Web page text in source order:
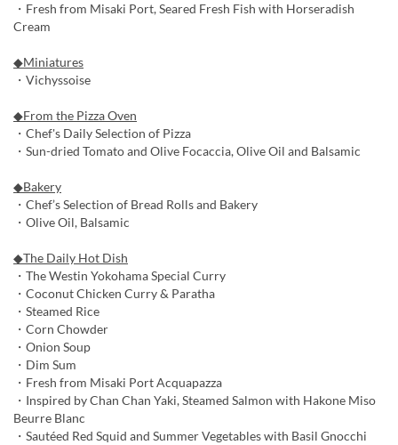
・Fresh from Misaki Port, Seared Fresh Fish with Horseradish
Cream
◆Miniatures
・Vichyssoise
◆From the Pizza Oven
・Chef's Daily Selection of Pizza
・Sun-dried Tomato and Olive Focaccia, Olive Oil and Balsamic
◆Bakery
・Chef’s Selection of Bread Rolls and Bakery
・Olive Oil, Balsamic
◆The Daily Hot Dish
・The Westin Yokohama Special Curry
・Coconut Chicken Curry & Paratha
・Steamed Rice
・Corn Chowder
・Onion Soup
・Dim Sum
・Fresh from Misaki Port Acquapazza
・Inspired by Chan Chan Yaki, Steamed Salmon with Hakone Miso
Beurre Blanc
・Sautéed Red Squid and Summer Vegetables with Basil Gnocchi